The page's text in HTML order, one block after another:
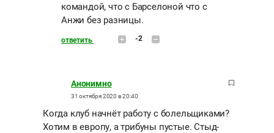
командой, что с Барселоной что с
Анжи без разницы.
ответить -2
Анонимно
31 октября 2020 в 20:40
Когда клуб начнёт работу с болельщиками?
Хотим в европу, а трибуны пустые. Стыд-